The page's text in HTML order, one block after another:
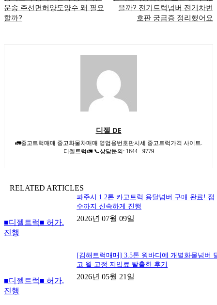
운송 주선면허양도양수 왜 필요
할까?
을까? 전기트럭넘버 전기차번
호판 궁금증 정리했어요
디젤 DE
🚛중고트럭매매 중고화물차매매 영업용번호판시세 중고트럭가격 사이트.
디젤트럭🚛 📞상담문의: 1644 - 9779
RELATED ARTICLES
■디젤트럭■ 허가.
진행
파주시 1.2톤 카고트럭 용달넘버 구매 완료! 접
수까지 신속하게 진행
2026년 07월 09일
■디젤트럭■ 허가.
진행
[김해트럭매매] 3.5톤 윙바디에 개별화물넘버
고 월 고정 지입료 탈출한 후기
2026년 05월 21일